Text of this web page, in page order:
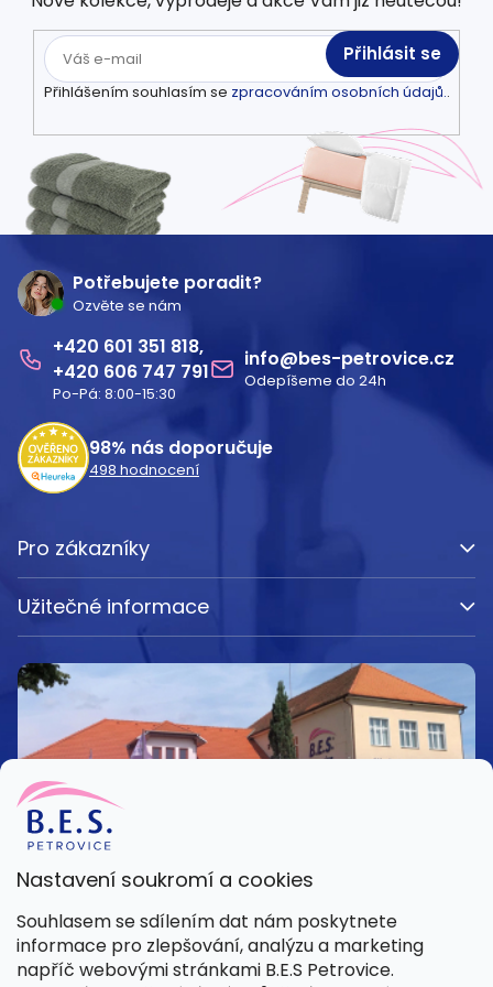
Nastavení soukromí a cookies
Souhlasem se sdílením dat nám poskytnete
informace pro zlepšování, analýzu a marketing
napříč webovými stránkami B.E.S Petrovice.
u
Přihlášením souhlasím se zpracováním osobních údajů..
Přihlásit se
Potřebujete poradit?
Ozvěte se nám
601 351 818
606 747 791
Po-Pá: 8:00-15:30
info@bes-petrovice.cz
Odepíšeme do 24h
98% nás doporučuje
498 hodnocení
Pro zákazníky
Užitečné informace
Kamenná prodejna
Pondělí – Pátek 8:00 – 15:30
Petrovice 42, 262 55 Petrovice
Více informací